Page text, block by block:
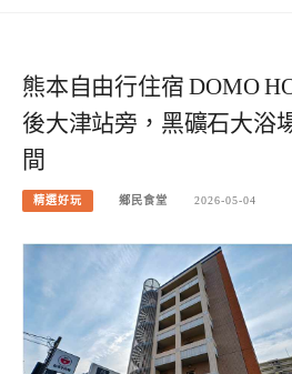
熊本自由行住宿 DOMO
後大津站旁，黑礦石大浴
間
精選好玩 鄉民食堂 2026-05-04